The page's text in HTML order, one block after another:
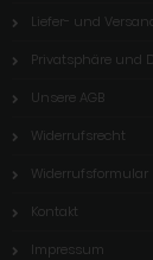
Liefer- und
Privatsphäre und
Unsere AGB
Widerrufsrecht
Widerrufsformular
Kontakt
Impressum